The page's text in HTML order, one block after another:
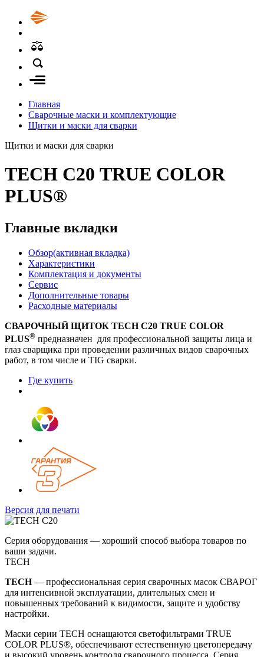
Главная
Сварочные маски и комплектующие
Щитки и маски для сварки
Щитки и маски для сварки
TECH С20 TRUE COLOR
PLUS®
Главные вкладки
Обзор(активная вкладка)
Характеристики
Комплектация и документы
Сервис
Дополнительные товары
Расходные материалы
СВАРОЧНЫЙ ЩИТОК TECH С20 TRUE COLOR
PLUS® предназначен для профессиональной защиты лица и
глаз сварщика при проведении различных видов сварочных
работ, в том числе и TIG сварки.
Где купить
Версия для печати
Серия оборудования — хороший способ выбора товаров по
ваши задачи.
TECH
TECH— профессиональная серия сварочных масок СВАРОГ
для интенсивной эксплуатации, длительных смен и
повышенных требований к видимости, защите и удобству
настройки.
Маски серии TECH оснащаются светофильтрами TRUE
COLOR PLUS®, обеспечивают естественную цветопередачу